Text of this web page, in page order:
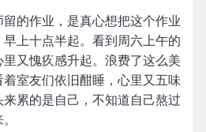
的作业，是真心想把这个作业
上十点半起。看到周六上午的
又愧疚感升起。浪费了这么美
室友们依旧酣睡，心里又五味
累的是自己，不知道自己熬过